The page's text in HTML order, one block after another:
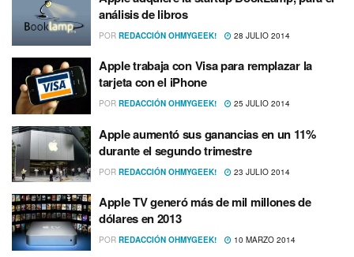
análisis de libros
POR REDACCIÓN OHMYGEEK! 28 JULIO 2014
Apple trabaja con Visa para remplazar la
tarjeta con el iPhone
POR REDACCIÓN OHMYGEEK! 25 JULIO 2014
Apple aumentó sus ganancias en un 11%
durante el segundo trimestre
POR REDACCIÓN OHMYGEEK! 23 JULIO 2014
Apple TV generó más de mil millones de
dólares en 2013
POR REDACCIÓN OHMYGEEK! 10 MARZO 2014